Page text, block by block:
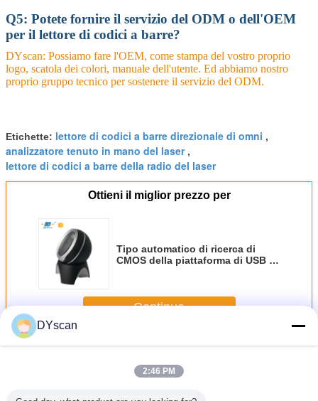
Q5: Potete fornire il servizio del ODM o dell'OEM
per il lettore di codici a barre?
DYscan: Possiamo fare l'OEM, come stampa del vostro proprio
logo, scatola dei colori, manuale dell'utente. Ed abbiamo nostro
proprio gruppo tecnico per sostenere il servizio del ODM.
Etichette: lettore di codici a barre direzionale di omni ,
analizzatore tenuto in mano del laser,
lettore di codici a barre della radio del laser
Ottieni il miglior prezzo per
Tipo automatico di ricerca di
CMOS della piattaforma di USB di
Continua
PiùLettore di codici a barre da tavolino
DYscan
2:46 PM